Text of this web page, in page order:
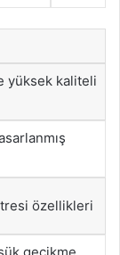
yüksek kaliteli
özellikleri
gecikme